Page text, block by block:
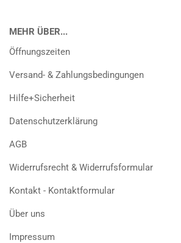
MEHR ÜBER...
Öffnungszeiten
Versand- & Zahlungsbedingungen
Hilfe+Sicherheit
Datenschutzerklärung
AGB
Widerrufsrecht & Widerrufsformular
Kontakt - Kontaktformular
Über uns
Impressum